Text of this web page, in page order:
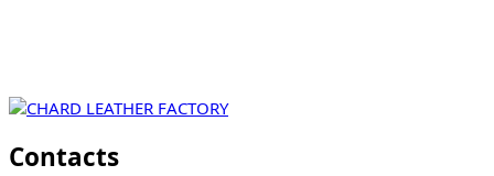
Contacts